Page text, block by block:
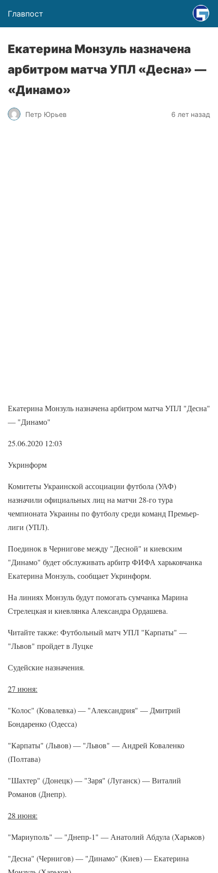
Главпост
Екатерина Монзуль назначена
арбитром матча УПЛ «Десна» —
«Динамо»
Петр Юрьев 6 лет назад
Екатерина Монзуль назначена арбитром матча УПЛ "Десна"
— "Динамо"
25.06.2020 12:03
Укринформ
Комитеты Украинской ассоциации футбола (УАФ)
назначили официальных лиц на матчи 28-го тура
чемпионата Украины по футболу среди команд Премьер-
лиги (УПЛ).
Поединок в Чернигове между "Десной" и киевским
"Динамо" будет обслуживать арбитр ФИФА харьковчанка
Екатерина Монзуль, сообщает Укринформ.
На линиях Монзуль будут помогать сумчанка Марина
Стрелецкая и киевлянка Александра Ордашева.
Читайте также: Футбольный матч УПЛ "Карпаты" —
"Львов" пройдет в Луцке
Судейские назначения.
27 июня:
"Колос" (Ковалевка) — "Александрия" — Дмитрий
Бондаренко (Одесса)
"Карпаты" (Львов) — "Львов" — Андрей Коваленко
(Полтава)
"Шахтер" (Донецк) — "Заря" (Луганск) — Виталий
Романов (Днепр).
28 июня:
"Мариуполь" — "Днепр-1" — Анатолий Абдула (Харьков)
"Десна" (Чернигов) — "Динамо" (Киев) — Екатерина